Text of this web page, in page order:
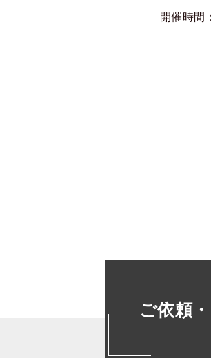
開催時間：
ご依頼